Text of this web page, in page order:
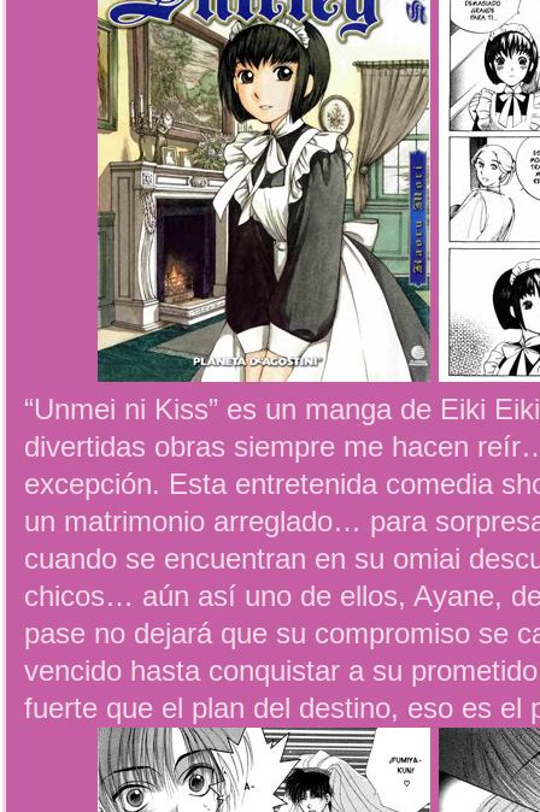
“Unmei ni Kiss” es un manga de Eiki
divertidas obras siempre me hacen
excepción. Esta entretenida comedia
un matrimonio arreglado… para
cuando se encuentran en su omiai
chicos… aún así uno de ellos, Ayane,
pase no dejará que su compromiso se
vencido hasta conquistar a su
fuerte que el plan del destino, eso es el